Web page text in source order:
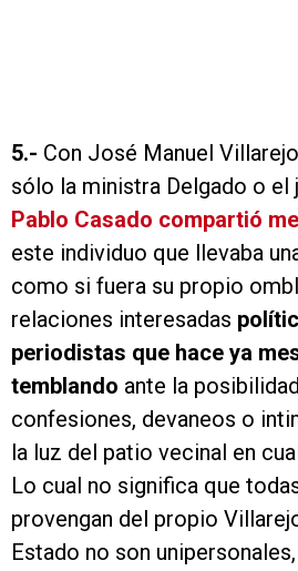
5.- Con José Manuel
sólo la ministra Delgado o el
Pablo Casado compartió
este individuo que llevaba
como si fuera su propio
relaciones interesadas
periodistas que hace ya
temblando ante la
confesiones, devaneos o
la luz del patio vecinal en
Lo cual no significa que
provengan del propio
Estado no son